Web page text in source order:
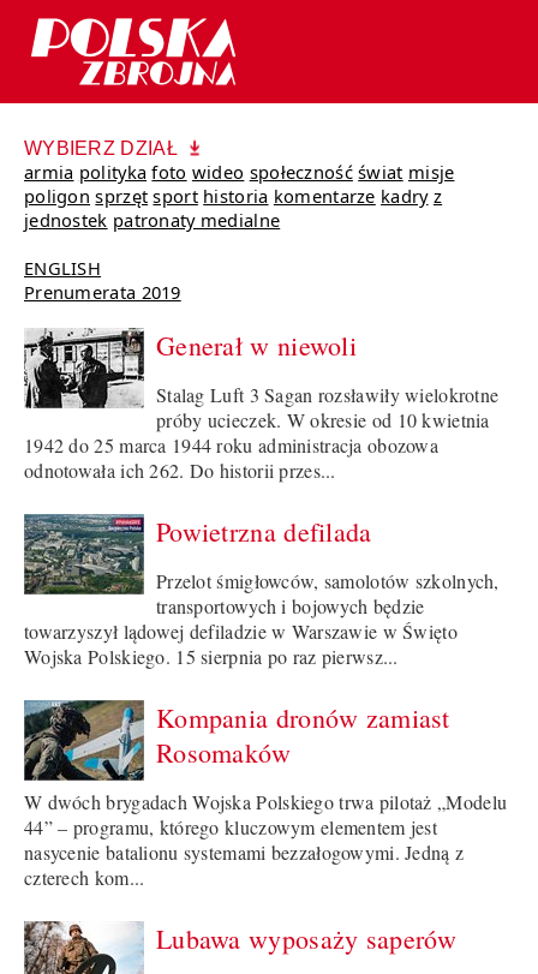
WYBIERZ DZIAŁ
armia polityka foto wideo społeczność świat misje
poligon sprzęt sport historia komentarze kadry z
jednostek patronaty medialne
ENGLISH
Prenumerata 2019
Generał w niewoli
Stalag Luft 3 Sagan rozsławiły wielokrotne
próby ucieczek. W okresie od 10 kwietnia
1942 do 25 marca 1944 roku administracja obozowa
odnotowała ich 262. Do historii przes...
Powietrzna defilada
Przelot śmigłowców, samolotów szkolnych,
transportowych i bojowych będzie
towarzyszył lądowej defiladzie w Warszawie w Święto
Wojska Polskiego. 15 sierpnia po raz pierwsz...
Kompania dronów zamiast
Rosomaków
W dwóch brygadach Wojska Polskiego trwa pilotaż „Modelu
44” – programu, którego kluczowym elementem jest
nasycenie batalionu systemami bezzałogowymi. Jedną z
czterech kom...
Lubawa wyposaży saperów